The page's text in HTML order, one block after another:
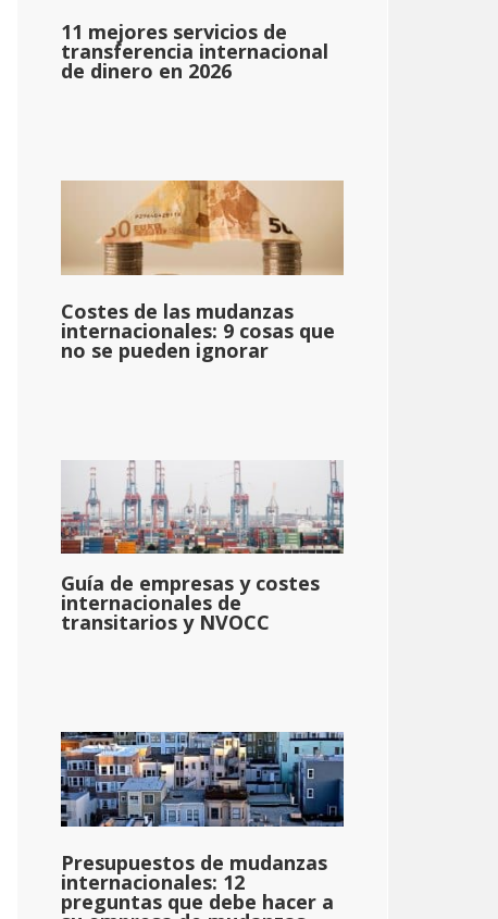
11 mejores servicios de
transferencia internacional
de dinero en 2026
Costes de las mudanzas
internacionales: 9 cosas que
no se pueden ignorar
Guía de empresas y costes
internacionales de
transitarios y NVOCC
Presupuestos de mudanzas
internacionales: 12
preguntas que debe hacer a